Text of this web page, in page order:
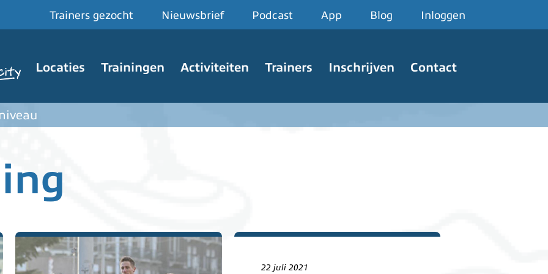
Trainers gezocht Nieuwsbrief Podcast App Blog Inloggen
Locaties Trainingen Activiteiten Trainers Inschrijven Contact
22 juli 2021